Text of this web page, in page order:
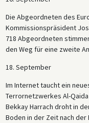
Die Abgeordneten des
Kommissionspräsident
718 Abgeordneten
den Weg für eine zweite
18. September
Im Internet taucht ein
Terrornetzwerkes Al-
Bekkay Harrach droht in
Boden in der Zeit nach der